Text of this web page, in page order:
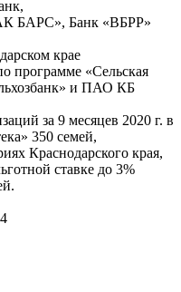
БАРС», Банк «ВБРР»
крае
программе «Сельская
и ПАО КБ
за 9 месяцев 2020 г. в
350 семей,
Краснодарского края,
ставке до 3%